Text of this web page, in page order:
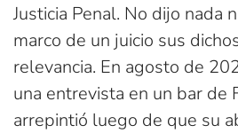
Justicia Penal. No dijo nada
marco de un juicio sus
relevancia. En agosto de
una entrevista en un bar de
arrepintió luego de que su